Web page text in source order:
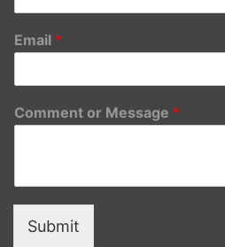
Email *
Comment or Message *
Submit